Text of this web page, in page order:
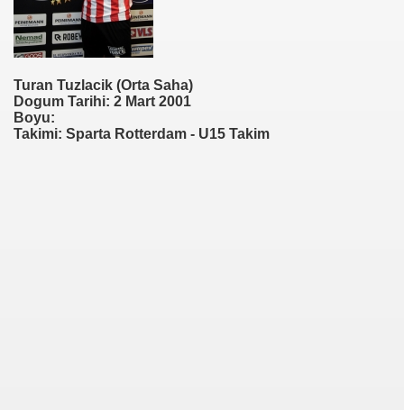
Turan Tuzlacik (Orta Saha)
Dogum Tarihi: 2 Mart 2001
Boyu:
Takimi: Sparta Rotterdam - U15 Takim